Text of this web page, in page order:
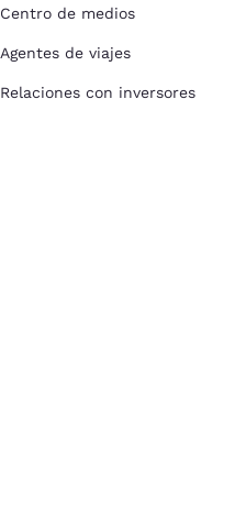
Centro de medios
Agentes de viajes
Relaciones con inversores